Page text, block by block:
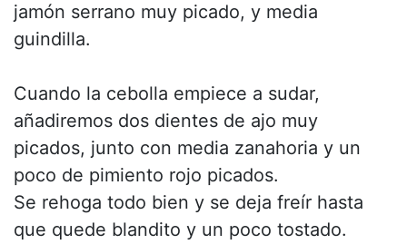
jamón serrano muy picado, y media
guindilla.
Cuando la cebolla empiece a sudar,
añadiremos dos dientes de ajo muy
picados, junto con media zanahoria y un
poco de pimiento rojo picados.
Se rehoga todo bien y se deja freír hasta
que quede blandito y un poco tostado.